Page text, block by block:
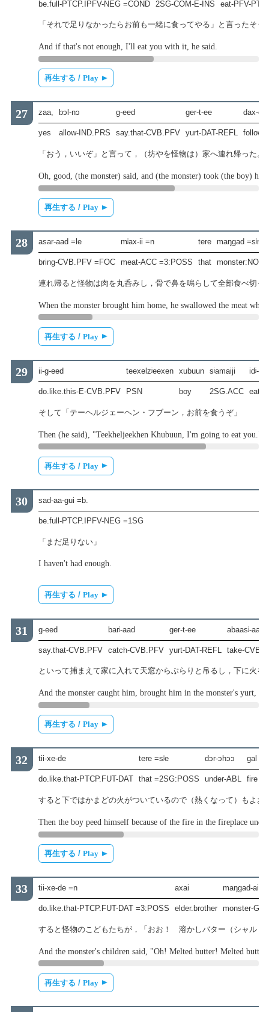
be.full-PTCP.IPFV-NEG =COND 2SG-COM-E-INS eat-PFV-
「それで足りなかったらお前も一緒に食ってやる」と言ったそう
And if that's not enough, I'll eat you with it, he said.
再生する /Play
zaa, bɔl-nɔ g-eed ger-t-ee dax-
yes allow-IND.PRS say.that-CVB.PFV yurt-DAT-REFL follow-
「おう，いいぞ」と言って，（坊やを怪物は）家へ連れ帰った。
Oh, good, (the monster) said, and (the monster) took (the boy)
再生する /Play
asar-aad =le mʲax-ii =n tere maŋgad =sʲni
bring-CVB.PFV =FOC meat-ACC =3:POSS that monster:NOM
連れ帰ると怪物は肉を丸呑みし，骨で鼻を鳴らして全部食べ切
When the monster brought him home, he swallowed the meat
再生する /Play
ii-g-eed teexelzʲeexen xubuun sʲamaiji idʲ-
do.like.this-E-CVB.PFV PSN boy 2SG.ACC eat-
そして「テーヘルジェーヘン・フブーン，お前を食うぞ」
Then (he said), "Teekheljeekhen Khubuun, I'm going to eat you."
再生する /Play
sad-aa-gui =b.
be.full-PTCP.IPFV-NEG =1SG
「まだ足りない」
I haven't had enough.
再生する /Play
g-eed barʲ-aad ger-t-ee abaasʲ-aad
say.that-CVB.PFV catch-CVB.PFV yurt-DAT-REFL take-
といって捕まえて家に入れて天窓からぶらりと吊るし，下に火
And the monster caught him, brought him in the monster's yurt,
再生する /Play
tii-xe-de tere =sʲe dɔr-ɔhɔɔ gal
do.like.that-PTCP.FUT-DAT that =2SG:POSS under-ABL fire
すると下ではかまどの火がついているので（熱くなって）もよ
Then the boy peed himself because of the fire in the fireplace
再生する /Play
tii-xe-de =n axai maŋgad-ai
do.like.that-PTCP.FUT-DAT =3:POSS elder.brother monster-
すると怪物のこどもたちが，「おお！ 溶かしバター（シャル
And the monster's children said, "Oh! Melted butter! Melted
再生する /Play